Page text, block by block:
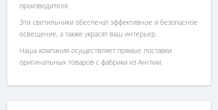
производителя.
Эти светильники обеспечат эффективное и безопасное
освещение, а также украсят ваш интерьер.
Наша компания осуществляет прямые поставки
оригинальных товаров с фабрики из Англии.